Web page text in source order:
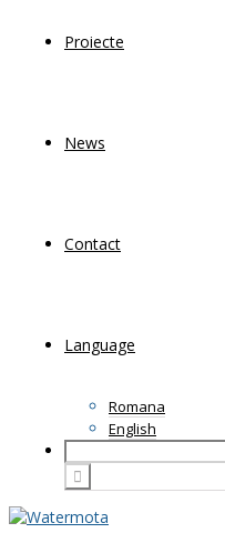
Proiecte
News
Contact
Language
Romana
English